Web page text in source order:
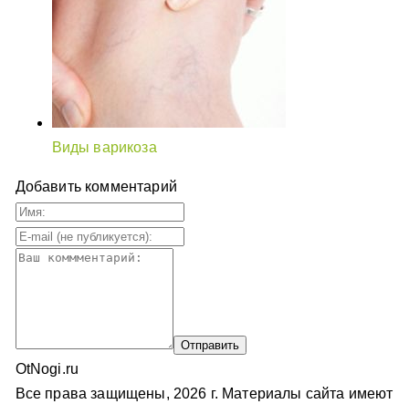
Виды варикоза
Добавить комментарий
OtNogi.ru
Все права защищены, 2026 г. Материалы сайта имеют